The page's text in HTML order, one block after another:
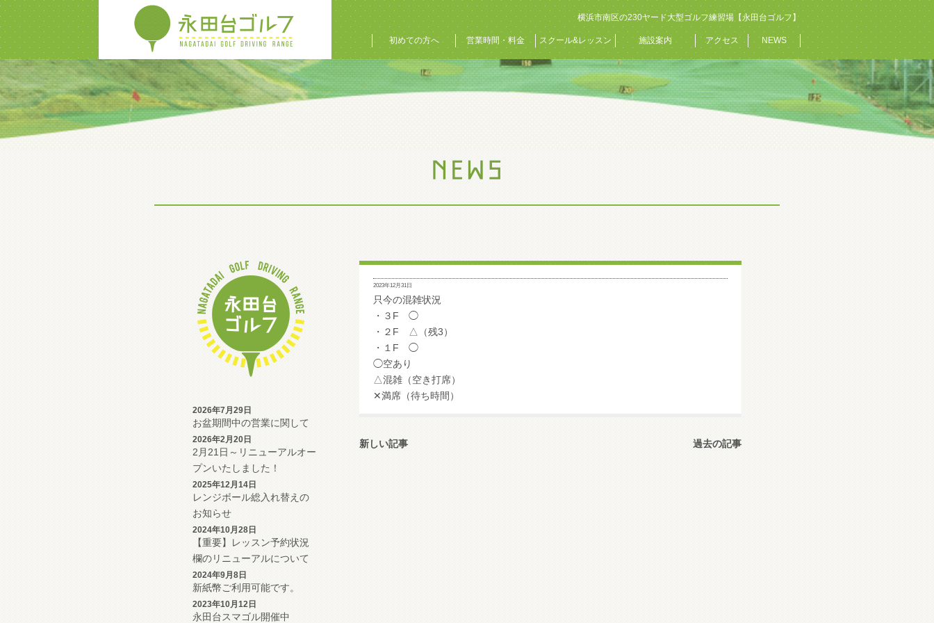
横浜市南区の230ヤード大型ゴルフ練習場【永田台ゴルフ】
初めての方へ 営業時間・料金 スクール&レッスン 施設案内 アクセス NEWS
2026年7月29日
お盆期間中の営業に関して
2026年2月20日
2月21日～リニューアルオー
プンいたしました！
2025年12月14日
レンジボール総入れ替えの
お知らせ
2024年10月28日
【重要】レッスン予約状況
欄のリニューアルについて
2024年9月8日
新紙幣ご利用可能です。
2023年10月12日
永田台スマゴル開催中
2023年12月31日
只今の混雑状況
・３F ◯
・２F △（残3）
・１F ◯
◯空あり
△混雑（空き打席）
✕満席（待ち時間）
新しい記事 過去の記事